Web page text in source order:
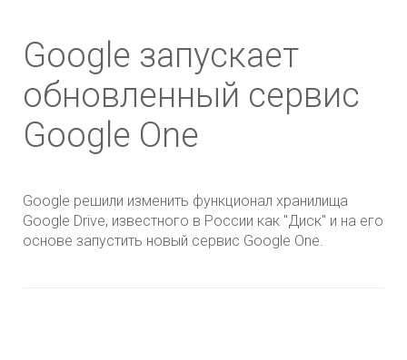
Google запускает
обновленный сервис
Google One
Google решили изменить функционал хранилища
Google Drive, известного в России как "Диск" и на его
основе запустить новый сервис Google One.